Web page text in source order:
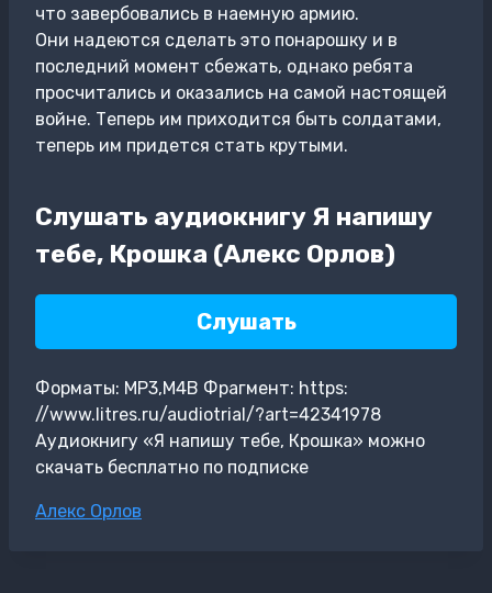
что завербовались в наемную армию.
Они надеются сделать это понарошку и в
последний момент сбежать, однако ребята
просчитались и оказались на самой настоящей
войне. Теперь им приходится быть солдатами,
теперь им придется стать крутыми.
Слушать аудиокнигу Я напишу
тебе, Крошка (Алекс Орлов)
Слушать
Форматы: MP3,M4B Фрагмент: https:
//www.litres.ru/audiotrial/?art=42341978
Аудиокнигу «Я напишу тебе, Крошка» можно
скачать бесплатно по подписке
Метки
Алекс Орлов